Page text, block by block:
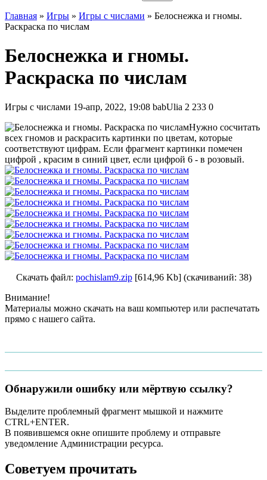
Главная » Игры » Игры с числами » Белоснежка и гномы.
Раскраска по числам
Белоснежка и гномы.
Раскраска по числам
Игры с числами 19-апр, 2022, 19:08 babUlia 2 233 0
Нужно сосчитать
всех гномов и раскрасить картинки по цветам, которые
соответствуют цифрам. Если фрагмент картинки помечен
цифрой , красим в синий цвет, если цифрой 6 - в розовый.
Скачать файл: pochislam9.zip[614,96 Kb] (cкачиваний: 38)
Внимание!
Материалы можно скачать на ваш компьютер или распечатать
прямо с нашего сайта.
Обнаружили ошибку или мёртвую ссылку?
Выделите проблемный фрагмент мышкой и нажмите
CTRL+ENTER.
В появившемся окне опишите проблему и отправьте
уведомление Администрации ресурса.
Советуем прочитать